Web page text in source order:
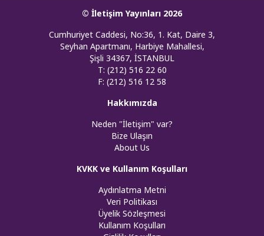
© İletişim Yayınları 2026
Cumhuriyet Caddesi, No:36, 1. Kat, Daire 3,
Seyhan Apartmanı, Harbiye Mahallesi,
Şişli 34367, İSTANBUL
T: (212) 516 22 60
F: (212) 516 12 58
Hakkımızda
Neden "İletişim" var?
Bize Ulaşın
About Us
KVKK ve Kullanım Koşulları
Aydınlatma Metni
Veri Politikası
Üyelik Sözleşmesi
Kullanım Koşulları